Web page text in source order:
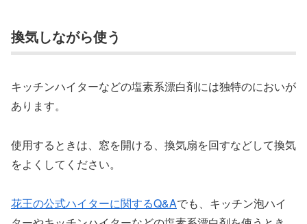
換気しながら使う
キッチンハイターなどの塩素系漂白剤には独特のにおいが
あります。
使用するときは、窓を開ける、換気扇を回すなどして換気
をよくしてください。
花王の公式ハイターに関するQ&Aでも、キッチン泡ハイ